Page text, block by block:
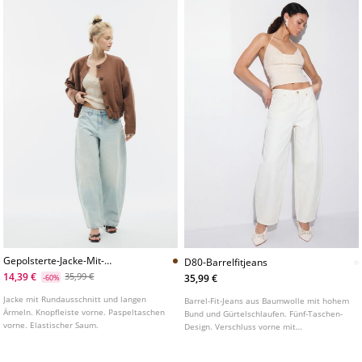
Gepolsterte-Jacke-Mit-
Rundausschnitt
14,39 € -60% 35,99 €
Jacke mit Rundausschnitt und langen
Ärmeln. Knopfleiste vorne. Paspeltaschen
vorne. Elastischer Saum.
D80-Barrelfitjeans
35,99 €
Barrel-Fit-Jeans aus Baumwolle mit hohem
Bund und Gürtelschlaufen. Fünf-Taschen-
Design. Verschluss vorne mit